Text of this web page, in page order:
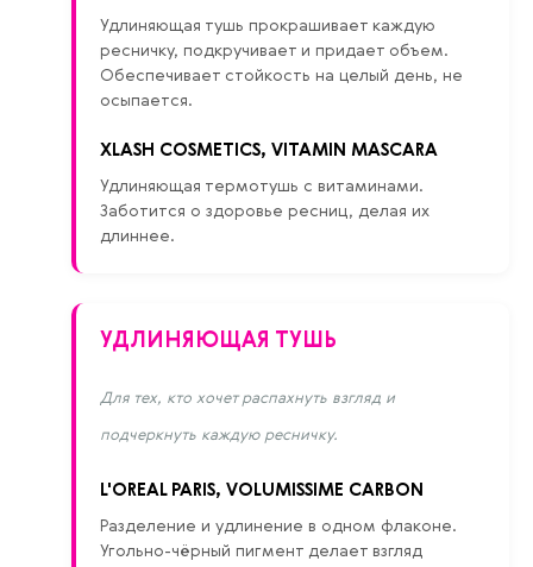
Удлиняющая тушь прокрашивает каждую
ресничку, подкручивает и придает объем.
Обеспечивает стойкость на целый день, не
осыпается.
XLASH COSMETICS, VITAMIN MASCARA
Удлиняющая термотушь с витаминами.
Заботится о здоровье ресниц, делая их
длиннее.
УДЛИНЯЮЩАЯ ТУШЬ
Для тех, кто хочет распахнуть взгляд и
подчеркнуть каждую ресничку.
L'OREAL PARIS, VOLUMISSIME CARBON
Разделение и удлинение в одном флаконе.
Угольно-чёрный пигмент делает взгляд